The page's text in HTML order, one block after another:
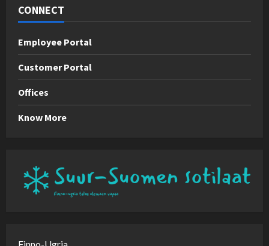
CONNECT
Employee Portal
Customer Portal
Offices
Know More
Finno-Ugria